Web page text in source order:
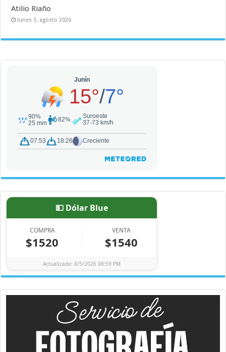
Atilio Riaño
lunes 3, agosto 2026
💵 Dólar Blue
COMPRA
$1520
VENTA
$1540
Actualizado: 8/5/2026 08:59 PM